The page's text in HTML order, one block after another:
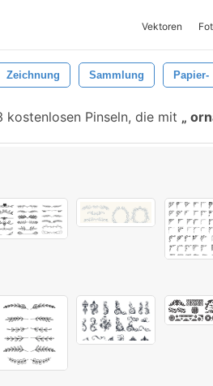
Vektoren
Zeichnung Sammlung Papier-
kostenlosen Pinseln, die mit